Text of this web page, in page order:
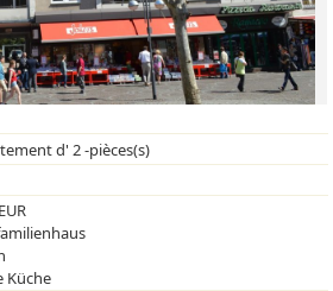
d' 2 -pièces(s)
Küche